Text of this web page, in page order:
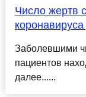
Число жертв
Заболевшими
пациентов
далее......